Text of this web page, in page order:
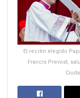
El recién elegido
Francis Prevost,